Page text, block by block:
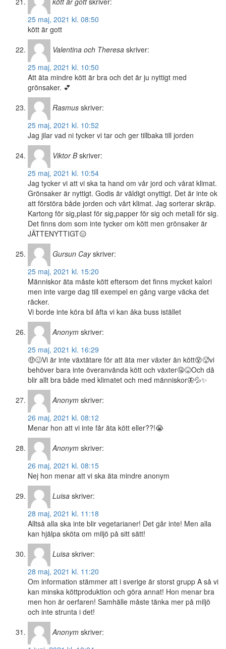
25 maj, 2021 kl. 08:50
kött är gott
Valentina och Theresa skriver:
25 maj, 2021 kl. 10:50
Att äta mindre kött är bra och det är ju nyttigt med
grönsaker. 💕
Rasmus skriver:
25 maj, 2021 kl. 10:52
Jag jilar vad ni tycker vi tar och ger tillbaka till jorden
Viktor B skriver:
25 maj, 2021 kl. 10:54
Jag tycker vi att vi ska ta hand om vår jord och vårat klimat.
Grönsaker är nyttigt. Godis är väldigt onyttigt. Det är inte ok
att förstöra både jorden och vårt klimat. Jag sorterar skräp.
Kartong för sig,plast för sig,papper för sig och metall för sig.
Det finns dom som inte tycker om kött men grönsaker är
JÄTTENYTTIGT😑
Gursun Cay skriver:
25 maj, 2021 kl. 15:20
Människor äta måste kött eftersom det finns mycket kalori
men inte varge dag till exempel en gång varge väcka det
räcker.
Vi borde inte köra bil åfta vi kan åka buss istället
Anonym skriver:
25 maj, 2021 kl. 16:29
🤑🥴Vi är inte växtätare för att äta mer växter än kött😵🥵vi
behöver bara inte överanvända kött och växter🤤😝Och då
blir allt bra både med klimatet och med människor🦋💦✨
Anonym skriver:
26 maj, 2021 kl. 08:12
Menar hon att vi inte får äta kött eller??!😭
Anonym skriver:
26 maj, 2021 kl. 08:15
Nej hon menar att vi ska äta mindre anonym
Luisa skriver:
28 maj, 2021 kl. 11:18
Alltså alla ska inte blir vegetarianer! Det går inte! Men alla
kan hjälpa sköta om miljö på sitt sätt!
Luisa skriver:
28 maj, 2021 kl. 11:20
Om information stämmer att i sverige är storst grupp A så vi
kan minska köttproduktion och göra annat! Hon menar bra
men hon är oerfaren! Samhälle måste tänka mer på miljö
och inte strunta i det!
Anonym skriver: